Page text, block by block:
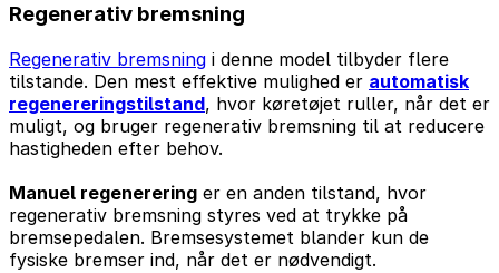
Regenerativ bremsning
Regenerativ bremsning i denne model tilbyder flere
tilstande. Den mest effektive mulighed er automatisk
regenereringstilstand, hvor køretøjet ruller, når det er
muligt, og bruger regenerativ bremsning til at reducere
hastigheden efter behov.
Manuel regenerering er en anden tilstand, hvor
regenerativ bremsning styres ved at trykke på
bremsepedalen. Bremsesystemet blander kun de
fysiske bremser ind, når det er nødvendigt.